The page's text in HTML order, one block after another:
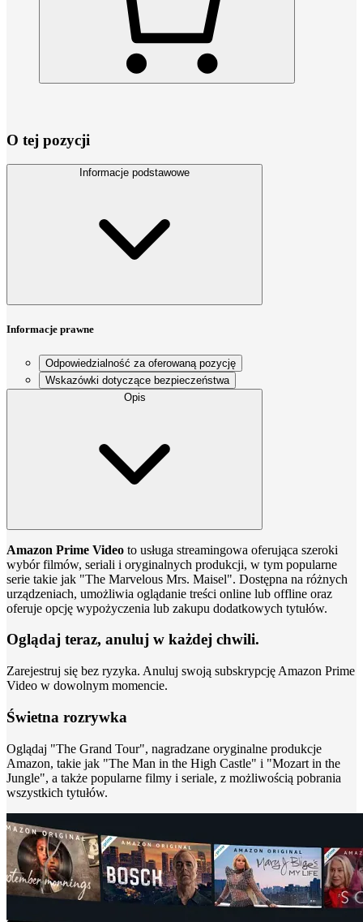
O tej pozycji
Informacje podstawowe
Informacje prawne
Odpowiedzialność za oferowaną pozycję
Wskazówki dotyczące bezpieczeństwa
Opis
Amazon Prime Video to usługa streamingowa oferująca szeroki
wybór filmów, seriali i oryginalnych produkcji, w tym popularne
serie takie jak "The Marvelous Mrs. Maisel". Dostępna na różnych
urządzeniach, umożliwia oglądanie treści online lub offline oraz
oferuje opcję wypożyczenia lub zakupu dodatkowych tytułów.
Oglądaj teraz, anuluj w każdej chwili.
Zarejestruj się bez ryzyka. Anuluj swoją subskrypcję Amazon Prime
Video w dowolnym momencie.
Świetna rozrywka
Oglądaj "The Grand Tour", nagradzane oryginalne produkcje
Amazon, takie jak "The Man in the High Castle" i "Mozart in the
Jungle", a także popularne filmy i seriale, z możliwością pobrania
wszystkich tytułów.